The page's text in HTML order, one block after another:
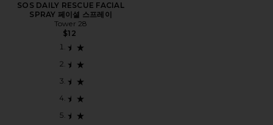
SOS DAILY RESCUE FACIAL
SPRAY 페이셜 스프레이
Tower 28
$12